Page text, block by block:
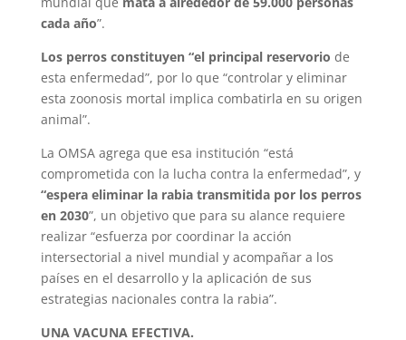
cada año”.
Los perros constituyen “el principal reservorio de
esta enfermedad”, por lo que “controlar y eliminar
esta zoonosis mortal implica combatirla en su origen
animal”.
La OMSA agrega que esa institución “está
comprometida con la lucha contra la enfermedad”, y
“espera eliminar la rabia transmitida por los perros
en 2030”, un objetivo que para su alance requiere
realizar “esfuerza por coordinar la acción
intersectorial a nivel mundial y acompañar a los
países en el desarrollo y la aplicación de sus
estrategias nacionales contra la rabia”.
UNA VACUNA EFECTIVA.